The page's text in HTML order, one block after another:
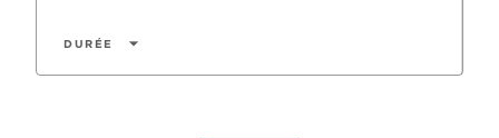
DURÉE arrow_drop_down